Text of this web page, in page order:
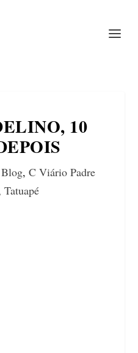
10
Blog, C Viário Padre
Tatuapé